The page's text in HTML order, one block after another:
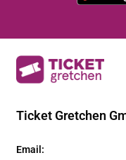
Ticket Gretchen
Email :